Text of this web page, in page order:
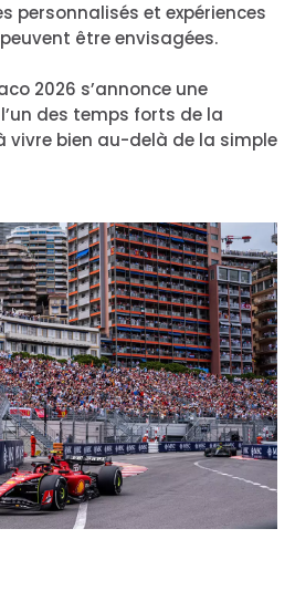
personnalisés et expériences
être envisagées.
2026 s’annonce une
des temps forts de la
vivre bien au-delà de la simple